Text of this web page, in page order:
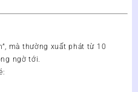
, mà thường xuất phát từ 10
ngờ tới.